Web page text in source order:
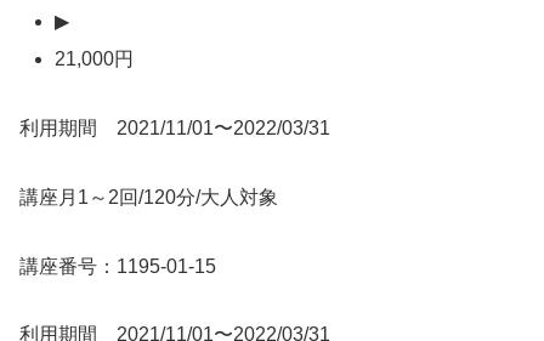
▶
21,000円
利用期間 2021/11/01〜2022/03/31
講座月1～2回/120分/大人対象
講座番号：1195-01-15
利用期間 2021/11/01〜2022/03/31